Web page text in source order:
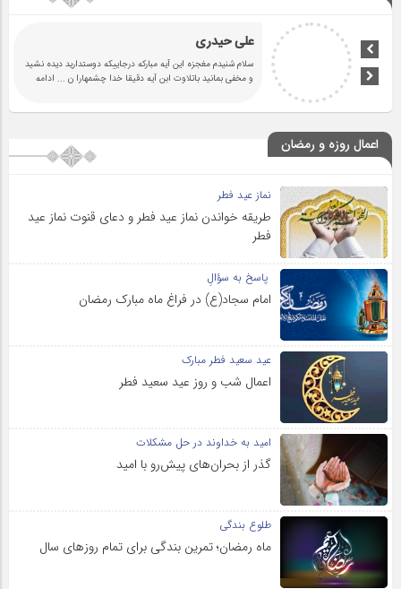
علی حیدری
سلام شنیدم مغجزه این آیه مبارکه درجاییکه دوستدارید دیده نشید
و مخفی بمانید باتلاوت ابن آیه دقیقا خدا چشمهارا ن ... ادامه
اعمال روزه و رمضان
نماز عید فطر
طریقه خواندن نماز عید فطر و دعای قنوت نماز عید
فطر
پاسخ به سؤالِ
امام سجاد(ع) در فراغ ماه مبارک رمضان
عید سعید فطر مبارک
اعمال شب و روز عید سعید فطر
امید به خداوند در حل مشکلات
گذر از بحران‌های پیش‌رو با امید
طلوع بندگی
ماه رمضان؛ تمرین بندگی برای تمام روزهای سال